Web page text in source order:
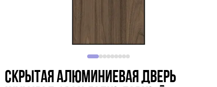
Скрытая алюминиевая дверь